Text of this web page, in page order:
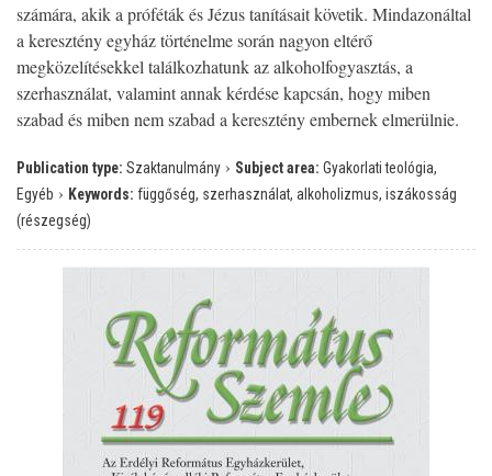
számára, akik a próféták és Jézus tanításait követik. Mindazonáltal
a keresztény egyház történelme során nagyon eltérő
megközelítésekkel találkozhatunk az alkoholfogyasztás, a
szerhasználat, valamint annak kérdése kapcsán, hogy miben
szabad és miben nem szabad a keresztény embernek elmerülnie.
Publication type: Szaktanulmány › Subject area: Gyakorlati teológia,
Egyéb › Keywords: függőség, szerhasználat, alkoholizmus, iszákosság
(részegség)